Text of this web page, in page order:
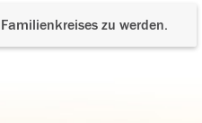
zu werden.